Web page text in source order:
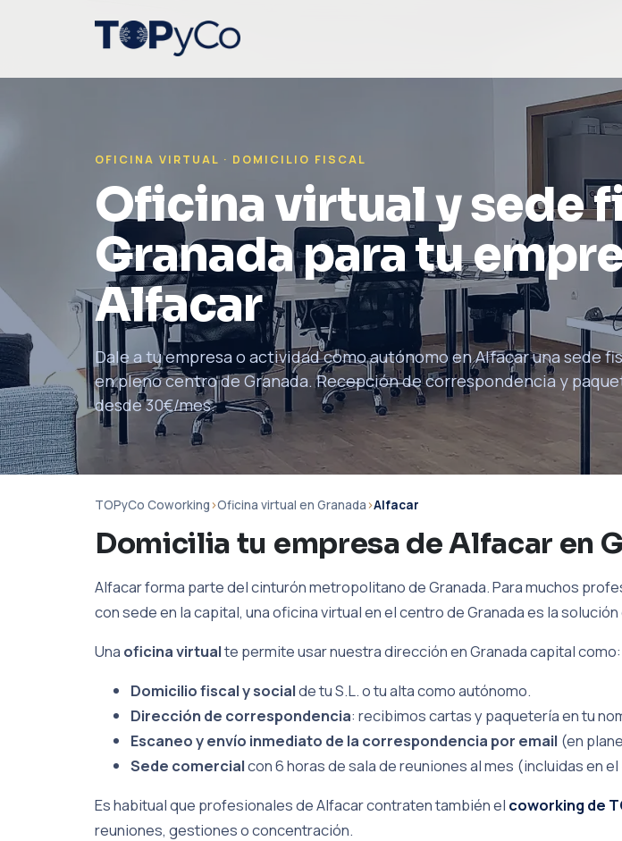
OFICINA VIRTUAL · DOMICILIO FISCAL
Oficina virtual y sede
Granada para tu
Alfacar
Dale a tu empresa o actividad como autónomo en Alfacar una sede
en pleno centro de Granada. Recepción de correspondencia y
desde 30€/mes.
TOPyCo Coworking›Oficina virtual en Granada›Alfacar
Domicilia tu empresa de Alfacar en
Alfacar forma parte del cinturón metropolitano de Granada. Para muchos
con sede en la capital, una oficina virtual en el centro de Granada es la
Una oficina virtualte permite usar nuestra dirección en Granada capital como:
Domicilio fiscal y socialde tu S.L. o tu alta como autónomo.
Dirección de correspondencia: recibimos cartas y paquetería en tu
Escaneo y envío inmediato de la correspondencia por email (en
Sede comercialcon 6 horas de sala de reuniones al mes (incluidas en
Es habitual que profesionales de Alfacar contraten también el coworking de
reuniones, gestiones o concentración.